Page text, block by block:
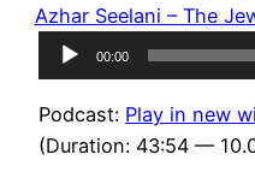
Azhar Seelani – The
Audio
Player
00:00
Podcast: Play in new
(Duration: 43:54 —